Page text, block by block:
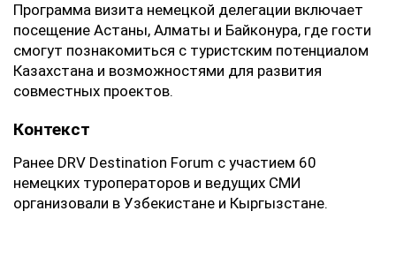
‎Программа визита немецкой делегации включает
посещение Астаны, Алматы и Байконура, где гости
смогут познакомиться с туристским потенциалом
Казахстана и возможностями для развития
совместных проектов.
‎Контекст
‎Ранее DRV Destination Forum с участием 60
немецких туроператоров и ведущих СМИ
организовали в Узбекистане и Кыргызстане.